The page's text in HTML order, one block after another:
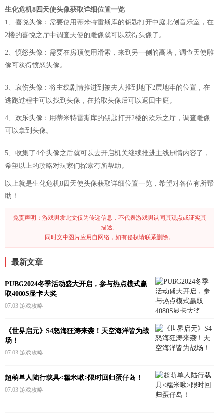
生化危机8四天使头像获取详细位置一览
1、喜悦头像：需要使用蒂米特雷斯库的钥匙打开中庭北侧音乐室，在
2楼的喜悦之厅中调查天使的雕像就可以获得头像了。
2、愤怒头像：需要在房顶使用滑索，来到另一侧的高塔，调查天使雕
像可获得愤怒头像。
3、哀伤头像：将主线剧情推进到被夫人推到地下2层地牢的位置，在
逃跑过程中可以找到头像，在拾取头像后可以返回中庭。
4、欢乐头像：用蒂米特雷斯库的钥匙打开2楼的欢乐之厅，调查雕像
可以拿到头像。
5、收集了4个头像之后就可以去开启机关继续推进主线剧情内容了，
希望以上的攻略对玩家们探索有所帮助。
以上就是生化危机8四天使头像获取详细位置一览，希望对各位有所帮
助！
免责声明：游戏男发此文仅为传递信息，不代表游戏男认同其观点或证实其
描述。
同时文中图片应用自网络，如有侵权请联系删除。
最新文章
PUBG2024冬季活动盛大开启，参与热点模式赢
取4080S显卡大奖
07:03 游戏攻略
《世界启元》S4怒海狂涛来袭！天空海洋皆为战
场！
07:03 游戏攻略
超萌单人陆行载具<糯米啾>限时回归蛋仔岛！
07:03 游戏攻略